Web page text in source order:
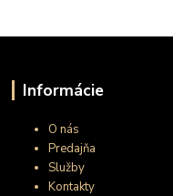
Informácie
O nás
Predajňa
Služby
Kontakty